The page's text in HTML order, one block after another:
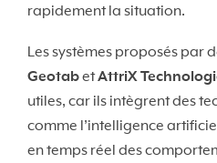
rapidement la situation.
Les systèmes proposés par
GeotabetAttriX
utiles, car ils intègrent des
comme l’intelligence
en temps réel des